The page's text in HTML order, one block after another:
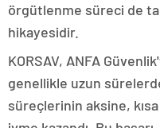
örgütlenme süreci de
hikayesidir.
KORSAV, ANFA
genellikle uzun
süreçlerinin aksine,